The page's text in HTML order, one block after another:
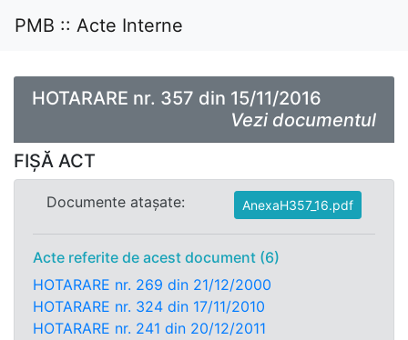
PMB :: Acte Interne
HOTARARE nr. 357 din 15/11/2016
Vezi documentul
FIȘĂ ACT
Documente atașate: AnexaH357_16.pdf
Acte referite de acest document (6)
HOTARARE nr. 269 din 21/12/2000
HOTARARE nr. 324 din 17/11/2010
HOTARARE nr. 241 din 20/12/2011